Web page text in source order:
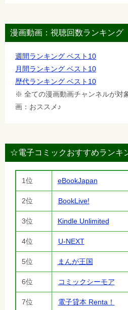
漫画動画：視聴回数ランキング
週間ランキング ベスト10
月間ランキング ベスト10
歴代ランキング ベスト10
※ 全ての漫画動画チャンネルが対
画：おススメ♪
☆電子コミックおすすめランキ
1位 eBookJapan
2位 BookLive!
3位 Kindle Unlimited
4位 U-NEXT
5位 まんが王国
6位 コミックシーモア
7位 電子貸本 Renta！